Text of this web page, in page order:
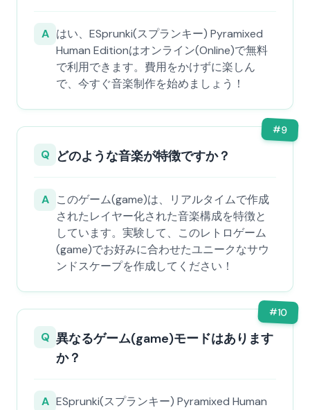
A はい、ESprunki(スプランキー) Pyramixed
Human Editionはオンライン(Online)で無料
で利用できます。費用をかけずに楽しん
で、今すぐ音楽制作を始めましょう！
#9
Q どのような音楽が特徴ですか？
A このゲーム(game)は、リアルタイムで作成
されたレイヤー化された音楽構成を特徴と
しています。実験して、このレトロゲーム
(game)でお好みに合わせたユニークなサウ
ンドスケープを作成してください！
#10
Q 異なるゲーム(game)モードはあります
か？
A ESprunki(スプランキー) Pyramixed Human